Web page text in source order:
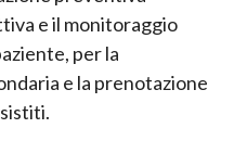
e il monitoraggio
per la
e la prenotazione